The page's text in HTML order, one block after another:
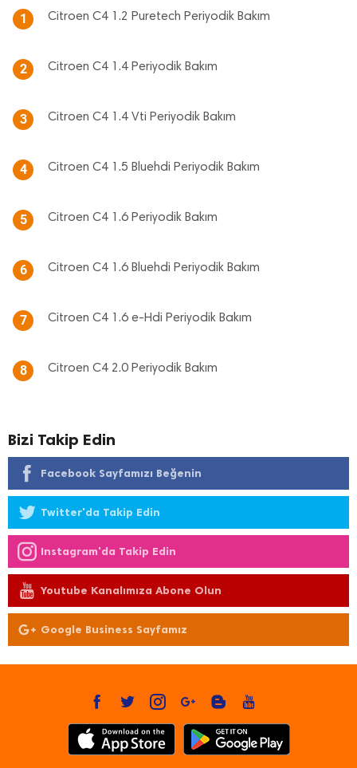
1 Citroen C4 1.2 Puretech Periyodik Bakım
2 Citroen C4 1.4 Periyodik Bakım
3 Citroen C4 1.4 Vti Periyodik Bakım
4 Citroen C4 1.5 Bluehdi Periyodik Bakım
5 Citroen C4 1.6 Periyodik Bakım
6 Citroen C4 1.6 Bluehdi Periyodik Bakım
7 Citroen C4 1.6 e-Hdi Periyodik Bakım
8 Citroen C4 2.0 Periyodik Bakım
Bizi Takip Edin
Facebook Sayfamızı Beğenin
Twitter'da Takip Edin
Instagram'da Takip Edin
Youtube Kanalımıza Abone Olun
Google Business Sayfamız